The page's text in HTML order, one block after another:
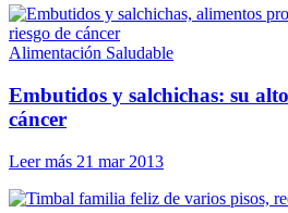
Alimentación Saludable
Embutidos y salchichas: su
cáncer
Leer más 21 mar 2013